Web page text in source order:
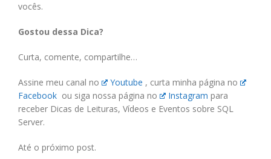
vocês.
Gostou dessa Dica?
Curta, comente, compartilhe…
Assine meu canal no Youtube , curta minha página no
Facebook ou siga nossa página no Instagram para
receber Dicas de Leituras, Vídeos e Eventos sobre SQL
Server.
Até o próximo post.